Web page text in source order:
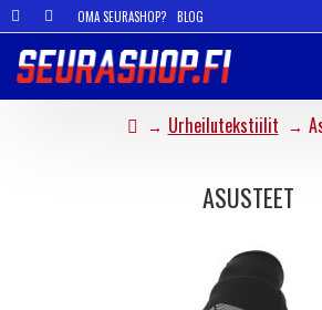
OMA SEURASHOP? BLOG
Urheilutekstiilit
ASUSTEET